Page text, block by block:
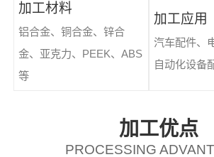
加工材料
铝合金、铜合金、锌合
金、亚克力、PEEK、ABS
等
加工应用
汽车配件、
自动化设备
加工优点
PROCESSING